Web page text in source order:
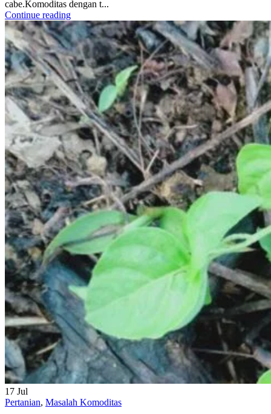
cabe.Komoditas dengan t...
Continue reading
17 Jul
Pertanian, Masalah Komoditas